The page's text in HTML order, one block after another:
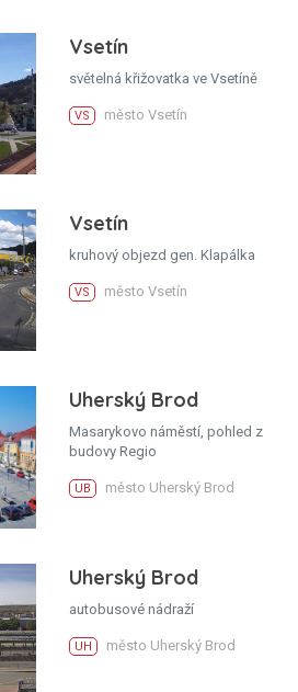
Vsetín
světelná křižovatka ve Vsetíně
VS město Vsetín
Vsetín
kruhový objezd gen. Klapálka
VS město Vsetín
Uherský Brod
Masarykovo náměstí, pohled z
budovy Regio
UB město Uherský Brod
Uherský Brod
autobusové nádraží
UH město Uherský Brod